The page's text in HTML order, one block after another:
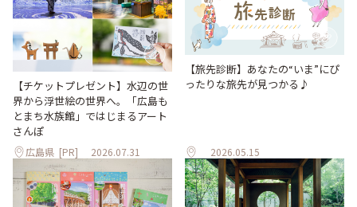
【チケットプレゼント】水辺の世
界から浮世絵の世界へ。「広島も
とまち水族館」ではじまるアート
さんぽ
広島県 [PR] 2026.07.31
【旅先診断】あなたの“いま”にぴ
ったりな旅先が見つかる♪
2026.05.15